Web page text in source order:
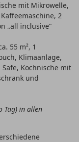
mit Mikrowelle,
2
„all inclusive“
55 m², 1
Klimaanlage,
Safe, Kochnische mit
und
Tag) in allen